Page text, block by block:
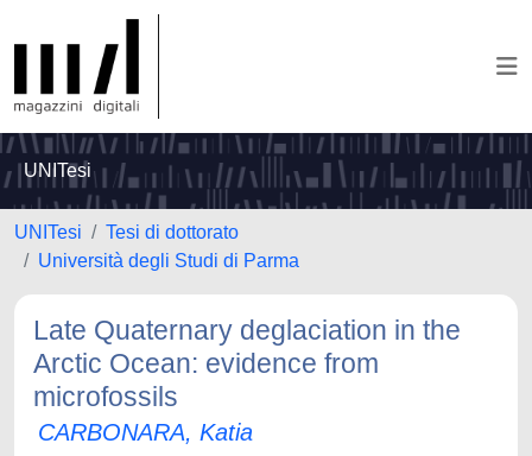
UNITesi
UNITesi
Tesi di dottorato
Università degli Studi di Parma
Late Quaternary deglaciation in the
Arctic Ocean: evidence from
microfossils
CARBONARA, Katia